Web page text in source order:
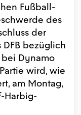
Fußball-
des
der
bezüglich
bei Dynamo
wird, wie
am Montag,
Harbig-